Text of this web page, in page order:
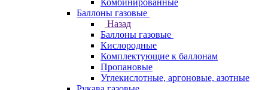
Комбинированные
Баллоны газовые
Назад
Баллоны газовые
Кислородные
Комплектующие к баллонам
Пропановые
Углекислотные, аргоновые, азотные